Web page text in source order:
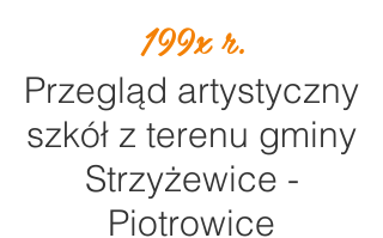
199x r.
Przegląd artystyczny
szkół z terenu gminy
Strzyżewice -
Piotrowice